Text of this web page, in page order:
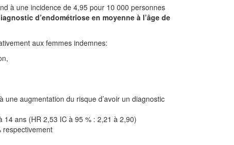
à une incidence de 4,95 pour 10 000 personnes
d’endométriose en moyenne à l’âge de
aux femmes indemnes:
une augmentation du risque d’avoir un diagnostic
ans (HR 2,53 IC à 95 % : 2,21 à 2,90)
respectivement